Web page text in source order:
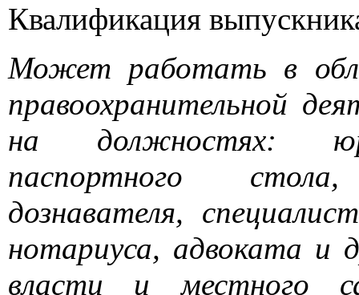
Квалификация
Может работать в
правоохранительной
на должностях:
паспортного
дознавателя,
нотариуса, адвоката и
власти и местного